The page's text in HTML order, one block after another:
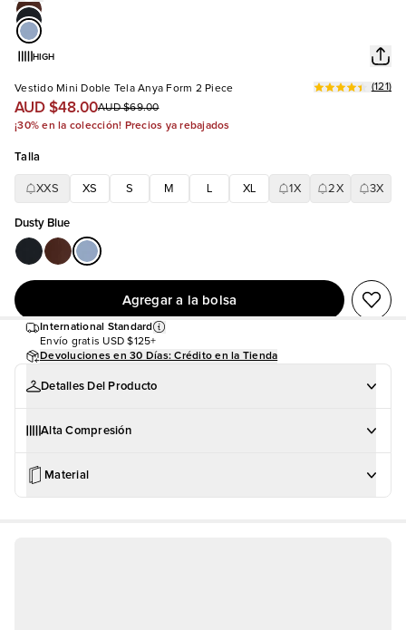
HIGH
Vestido Mini Doble Tela Anya Form 2 Piece
AUD $48.00AUD $69.00
(121)
¡30% en la colección! Precios ya rebajados
Talla
XXS XS S M XL 1X 2X 3X
Dusty Blue
Agregar a la bolsa
International Standard
Envío gratis USD $125+
Devoluciones en 30 Días: Crédito en la Tienda
Detalles Del Producto
Alta Compresión
Material